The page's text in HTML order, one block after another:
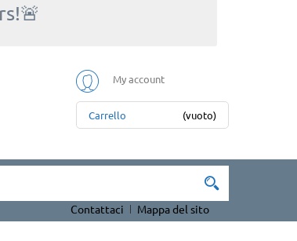
My account
Carrello (vuoto)
Contattaci Mappa del sito